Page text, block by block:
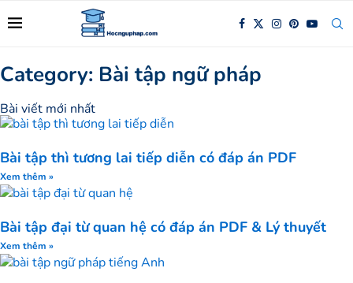
Category: Bài tập ngữ pháp
Bài viết mới nhất
Bài tập thì tương lai tiếp diễn có đáp án PDF
Xem thêm »
Bài tập đại từ quan hệ có đáp án PDF & Lý thuyết
Xem thêm »